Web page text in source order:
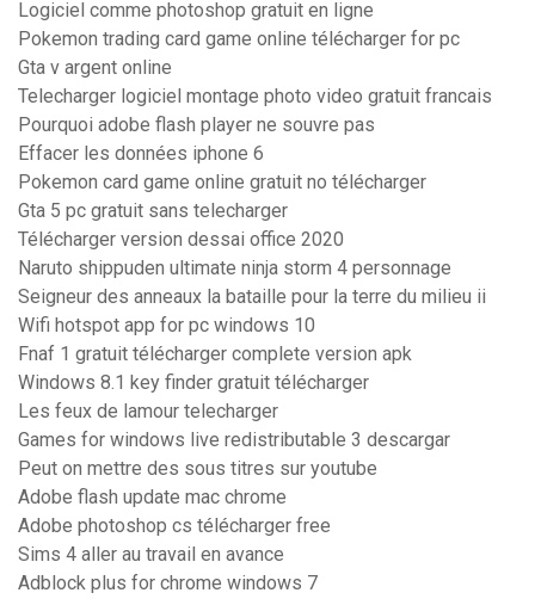
Logiciel comme photoshop gratuit en ligne
Pokemon trading card game online télécharger for pc
Gta v argent online
Telecharger logiciel montage photo video gratuit francais
Pourquoi adobe flash player ne souvre pas
Effacer les données iphone 6
Pokemon card game online gratuit no télécharger
Gta 5 pc gratuit sans telecharger
Télécharger version dessai office 2020
Naruto shippuden ultimate ninja storm 4 personnage
Seigneur des anneaux la bataille pour la terre du milieu ii
Wifi hotspot app for pc windows 10
Fnaf 1 gratuit télécharger complete version apk
Windows 8.1 key finder gratuit télécharger
Les feux de lamour telecharger
Games for windows live redistributable 3 descargar
Peut on mettre des sous titres sur youtube
Adobe flash update mac chrome
Adobe photoshop cs télécharger free
Sims 4 aller au travail en avance
Adblock plus for chrome windows 7